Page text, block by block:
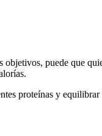
puede que
proteínas y equilibrar